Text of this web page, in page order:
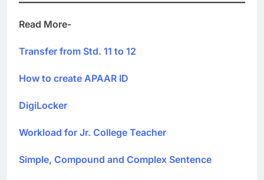
Read More-
Transfer from Std. 11 to 12
How to create APAAR ID
DigiLocker
Workload for Jr. College Teacher
Simple, Compound and Complex Sentence